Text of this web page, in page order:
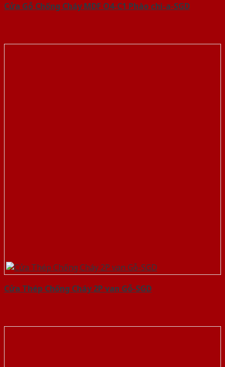
Cửa Gỗ Chống Cháy MDF O4-C1 Phào chi-a-SGD
Cửa Thép Chống Cháy 2P van Gỗ-SGD